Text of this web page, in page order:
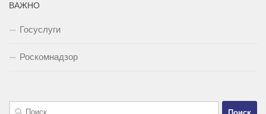
ВАЖНО
Госуслуги
Роскомнадзор
Найти: